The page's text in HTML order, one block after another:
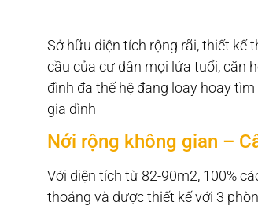
Sở hữu diện tích rộng rãi, thiết kế
cầu của cư dân mọi lứa tuổi, căn
đình đa thế hệ đang loay hoay
gia đình
Nới rộng không gian –
Với diện tích từ 82-90m2, 100%
thoáng và được thiết kế với 3